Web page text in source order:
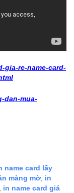
gia-re-name-card-
dan-mua-
name card lấy
màng mờ in
in name card giá